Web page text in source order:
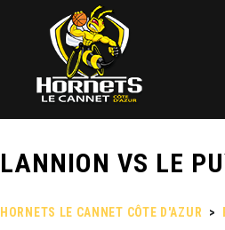
LANNION VS LE
HORNETS LE CANNET CÔTE D'AZUR >